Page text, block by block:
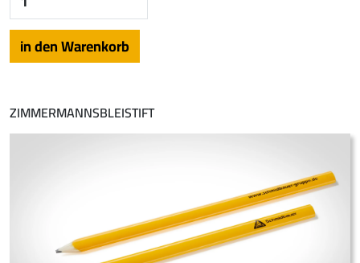
ZIMMERMANNSBLEISTIFT